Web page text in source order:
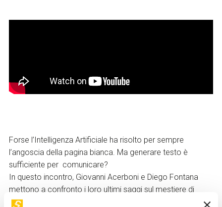
Forse l’Intelligenza Artificiale ha risolto per sempre
l’angoscia della pagina bianca. Ma generare testo è
sufficiente per comunicare?
In questo incontro, Giovanni Acerboni e Diego Fontana
mettono a confronto i loro ultimi saggi sul mestiere di
scrivere. Un dialogo in cui si sfidano due approcci diversi e